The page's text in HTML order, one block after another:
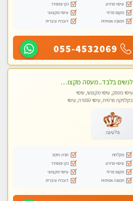
עיסוי מרגיע
נקי ומסודר
מקום פרטי
עיסוי מקצועי
תמונה אמיתית
דוברת עיברית
055-4532069
לנשים בלבד..מעסה מקצועי לנשים בלבד לעיסוי מרגיע ומפנק VIP-מומלץ לחלוטין! פרטי! ​​​​​​
עיסוי מפנק, עיסוי מקצועי, עיסוי
בקלניקה פרטית, עיסוי טנטרה, עיסוי
פלטינה
מקלחת
חניה חינם
עיסוי מרגיע
נקי ומסודר
מקום פרטי
עיסוי מקצועי
תמונה אמיתית
דוברת עיברית